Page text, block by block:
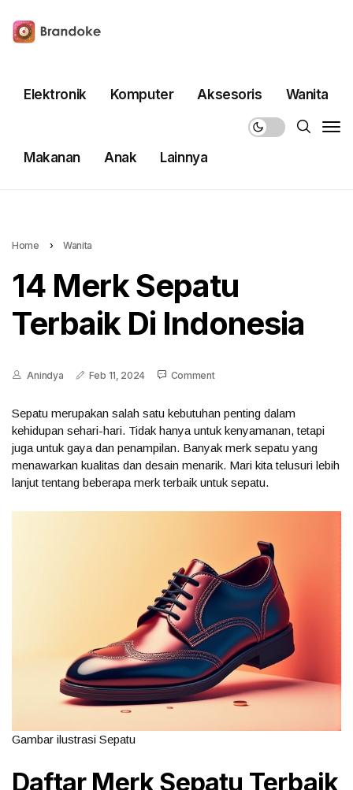
Elektronik Komputer Aksesoris Wanita
Makanan Anak Lainnya
Home › Wanita
14 Merk Sepatu
Terbaik Di Indonesia
Anindya Feb 11, 2024 Comment
Sepatu merupakan salah satu kebutuhan penting dalam
kehidupan sehari-hari. Tidak hanya untuk kenyamanan, tetapi
juga untuk gaya dan penampilan. Banyak merk sepatu yang
menawarkan kualitas dan desain menarik. Mari kita telusuri lebih
lanjut tentang beberapa merk terbaik untuk sepatu.
Gambar ilustrasi Sepatu
Daftar Merk Sepatu Terbaik